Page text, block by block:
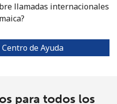
llamadas internacionales
de Ayuda
para todos los